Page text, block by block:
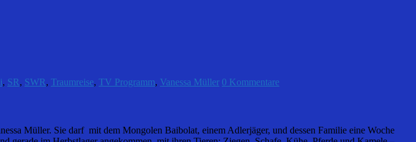
, SR, SWR, Traumreise, TV Programm, Vanessa Müller 0 Kommentare
Müller. Sie darf mit dem Mongolen Baibolat, einem Adlerjäger, und dessen Familie eine Woche